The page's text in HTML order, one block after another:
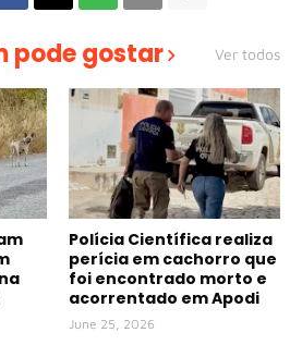
pode gostar Ver todos
Polícia Científica realiza
perícia em cachorro que
foi encontrado morto e
acorrentado em Apodi
June 25, 2026